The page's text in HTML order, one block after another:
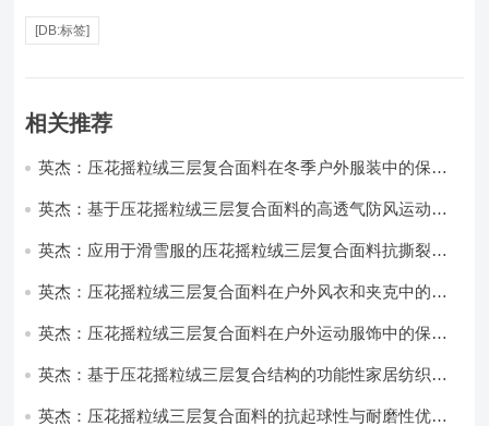
[DB:标签]
相关推荐
英杰：压花摇粒绒三层复合面料在冬季户外服装中的保暖
英杰：基于压花摇粒绒三层复合面料的高透气防风运动服
英杰：应用于滑雪服的压花摇粒绒三层复合面料抗撕裂与
英杰：压花摇粒绒三层复合面料在户外风衣和夹克中的应
英杰：压花摇粒绒三层复合面料在户外运动服饰中的保暖
英杰：基于压花摇粒绒三层复合结构的功能性家居纺织品
英杰：压花摇粒绒三层复合面料的抗起球性与耐磨性优化